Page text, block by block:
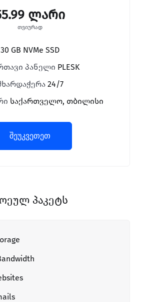
ლარი
თვიურად
30 GB NVMe SSD
პანელი PLESK
24/7
საქართველო, თბილისი
შეუკვეთეთ
პაკეტს